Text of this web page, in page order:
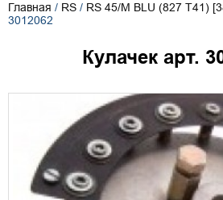
Главная / RS / RS 45/M BLU (827 T41)
3012062
Кулачек арт.